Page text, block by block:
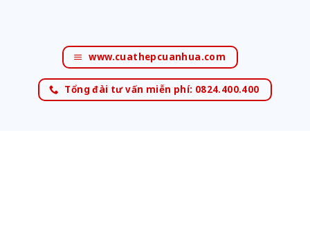
www.cuathepcuanhua.com
Tổng đài tư vấn miễn phí: 0824.400.400